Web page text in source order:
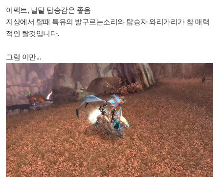
이펙트, 날탈 탑승감은 좋음
지상에서 탈때 특유의 발구르는소리와 탑승자 와리가리가 참 매력
적인 탈것입니다.
그럼 이만...